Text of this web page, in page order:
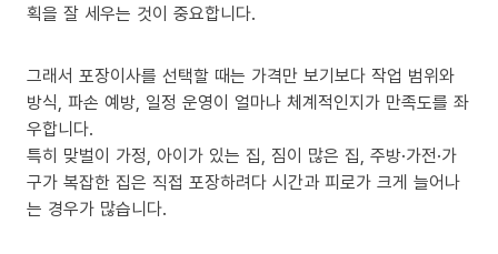
획을 잘 세우는 것이 중요합니다.
그래서 포장이사를 선택할 때는 가격만 보기보다 작업 범위와
방식, 파손 예방, 일정 운영이 얼마나 체계적인지가 만족도를 좌
우합니다.
특히 맞벌이 가정, 아이가 있는 집, 짐이 많은 집, 주방·가전·가
구가 복잡한 집은 직접 포장하려다 시간과 피로가 크게 늘어나
는 경우가 많습니다.